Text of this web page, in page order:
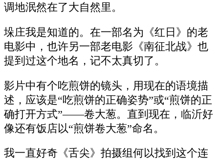
调地泯然在了大自然里。
垛庄我是知道的。在一部名为《红日》的老
电影中，也许另一部老电影《南征北战》也
提到过这个地名，记不太真切了。
影片中有个吃煎饼的镜头，用现在的语境描
述，应该是“吃煎饼的正确姿势”或“煎饼的正
确打开方式”——卷大葱。直到现在，临沂好
像还有饭店以“煎饼卷大葱”命名。
我一直好奇《舌尖》拍摄组何以找到这个连